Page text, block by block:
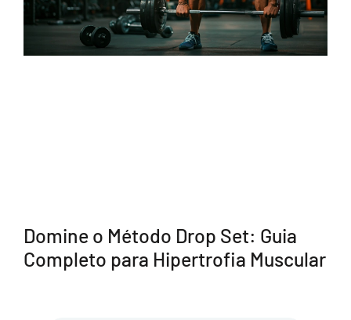
Domine o Método Drop Set: Guia
Completo para Hipertrofia Muscular